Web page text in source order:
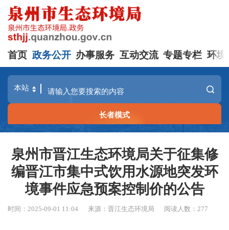
首页 政务公开 办事服务 互动交流 专题专栏 环境
长者模式
泉州市晋江生态环境局关于征集修
编晋江市集中式饮用水源地突发环
境事件应急预案控制价的公告
时间：2025-09-01 11:04 来源：晋江生态环境局 阅读人数：277